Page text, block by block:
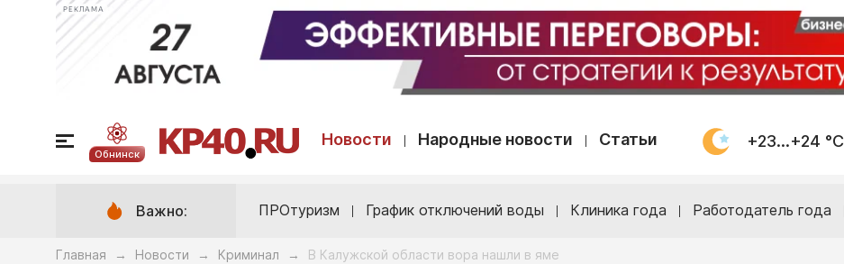
РЕКЛАМА
Обнинск
Новости Народные новости Статьи +23...+24 °С
Важно: ПРОтуризм График отключений воды Клиника года Работодатель года
Главная → Новости → Криминал → В Калужской области вора нашли в яме